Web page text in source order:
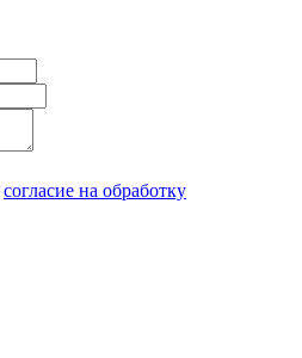
согласие на обработку